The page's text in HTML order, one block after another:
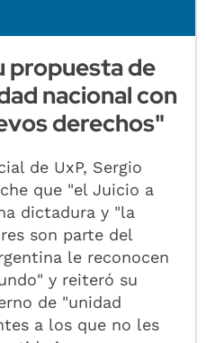
propuesta de
nacional con
derechos"
de UxP, Sergio
que "el Juicio a
dictadura y "la
son parte del
le reconocen
y reiteró su
de "unidad
a los que no les